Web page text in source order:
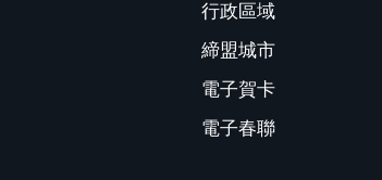
行政區域
締盟城市
電子賀卡
電子春聯